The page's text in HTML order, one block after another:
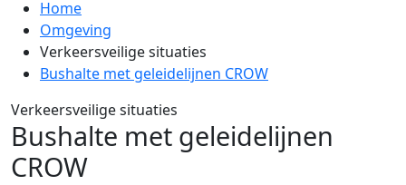
Home
Omgeving
Verkeersveilige situaties
Bushalte met geleidelijnen CROW
Verkeersveilige situaties
Bushalte met geleidelijnen
CROW